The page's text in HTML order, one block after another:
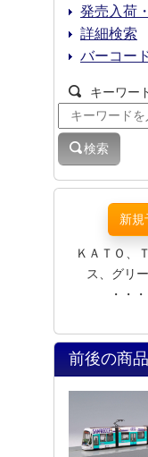
発売入荷
詳細検索
バーコー
キーワー
検索
新規
ＫＡＴＯ、
ス、グリ
・・・
前後の商品